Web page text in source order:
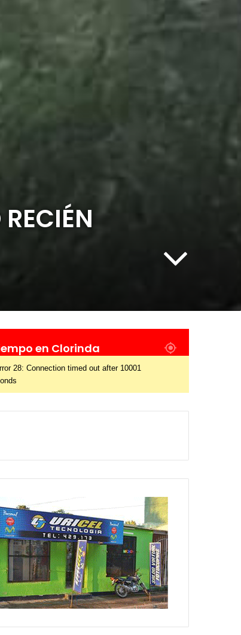
en Clorinda
28: Connection timed out after 10001